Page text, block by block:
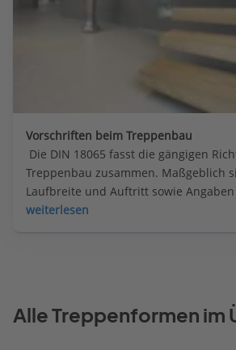
Vorschriften beim Treppenbau
Die DIN 18065 fasst die gängigen
Treppenbau zusammen. Maßgeblich
Laufbreite und Auftritt sowie
Treppengeländer. Daneben gibt es
weiterlesen
Alle Treppenformen im